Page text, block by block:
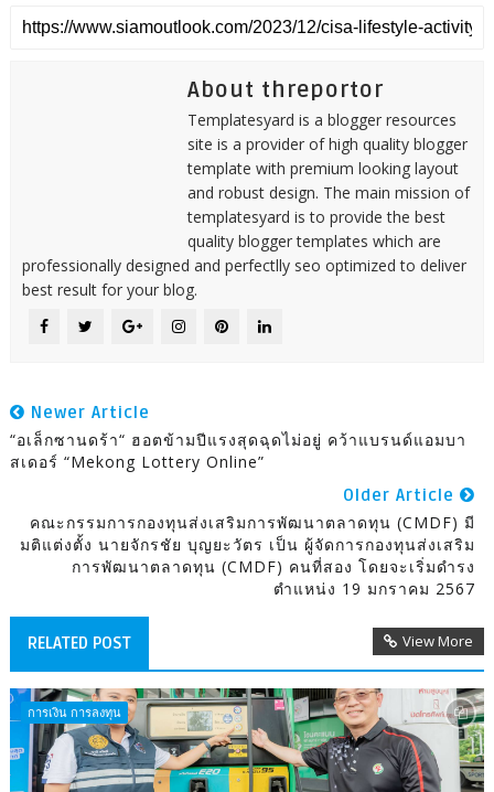
About threportor
Templatesyard is a blogger resources
site is a provider of high quality blogger
template with premium looking layout
and robust design. The main mission of
templatesyard is to provide the best
quality blogger templates which are
professionally designed and perfectlly seo optimized to deliver
best result for your blog.
Newer Article
“อเล็กซานดร้า“ ฮอตข้ามปีแรงสุดฉุดไม่อยู่ คว้าแบรนด์แอมบา
สเดอร์ “Mekong Lottery Online”
Older Article
คณะกรรมการกองทุนส่งเสริมการพัฒนาตลาดทุน (CMDF) มี
มติแต่งตั้ง นายจักรชัย บุญยะวัตร เป็น ผู้จัดการกองทุนส่งเสริม
การพัฒนาตลาดทุน (CMDF) คนที่สอง โดยจะเริ่มดำรง
ตำแหน่ง 19 มกราคม 2567
RELATED POST View More
การเงิน การลงทุน